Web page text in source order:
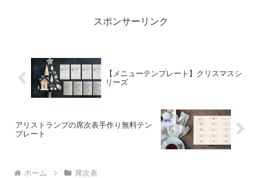
スポンサーリンク
【メニューテンプレート】クリスマスシ
リーズ
アリストランプの席次表手作り無料テン
プレート
ホーム 席次表